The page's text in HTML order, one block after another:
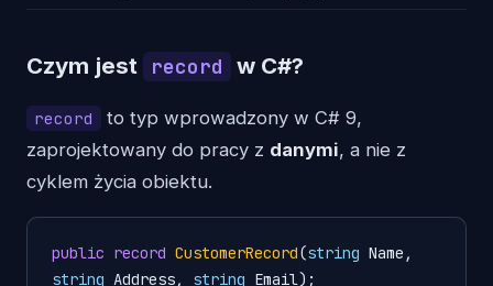
Czym jest record w C#?
record
to typ wprowadzony w C# 9,
zaprojektowany do pracy z danymi, a nie z
cyklem życia obiektu.
public record CustomerRecord(string
string Address, string Email) ;